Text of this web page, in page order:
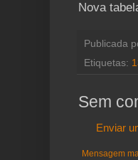
Nova
Publicada
Etiquetas:
Sem
Enviar
Mensagem